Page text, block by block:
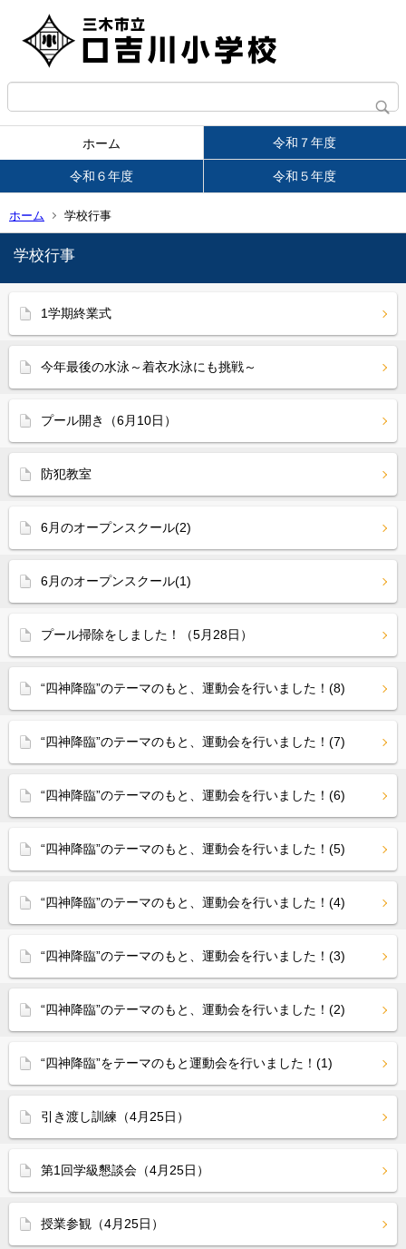
ホーム 令和７年度
令和６年度 令和５年度
ホーム 学校行事
学校行事
1学期終業式
今年最後の水泳～着衣水泳にも挑戦～
プール開き（6月10日）
防犯教室
6月のオープンスクール(2)
6月のオープンスクール(1)
プール掃除をしました！（5月28日）
“四神降臨”のテーマのもと、運動会を行いました！(8)
“四神降臨”のテーマのもと、運動会を行いました！(7)
“四神降臨”のテーマのもと、運動会を行いました！(6)
“四神降臨”のテーマのもと、運動会を行いました！(5)
“四神降臨”のテーマのもと、運動会を行いました！(4)
“四神降臨”のテーマのもと、運動会を行いました！(3)
“四神降臨”のテーマのもと、運動会を行いました！(2)
“四神降臨”をテーマのもと運動会を行いました！(1)
引き渡し訓練（4月25日）
第1回学級懇談会（4月25日）
授業参観（4月25日）